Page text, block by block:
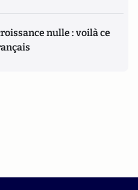
nulle : voilà ce